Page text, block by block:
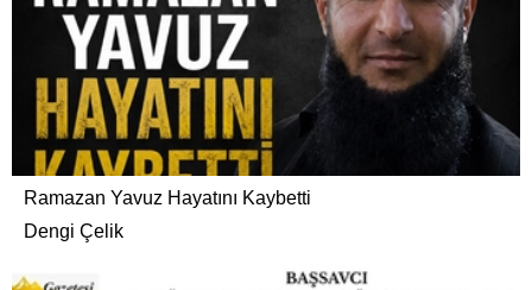
Ramazan Yavuz Hayatını Kaybetti
Dengi Çelik